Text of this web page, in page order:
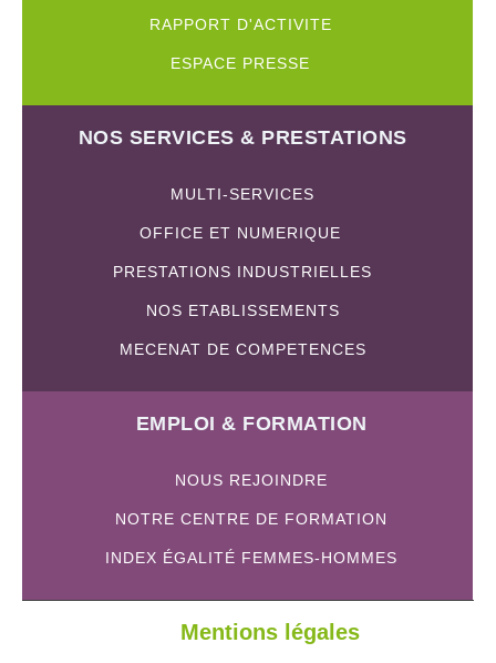
RAPPORT D'ACTIVITE
ESPACE PRESSE
NOS SERVICES & PRESTATIONS
MULTI-SERVICES
OFFICE ET NUMERIQUE
PRESTATIONS INDUSTRIELLES
NOS ETABLISSEMENTS
MECENAT DE COMPETENCES
EMPLOI & FORMATION
NOUS REJOINDRE
NOTRE CENTRE DE FORMATION
INDEX ÉGALITÉ FEMMES-HOMMES
Mentions légales